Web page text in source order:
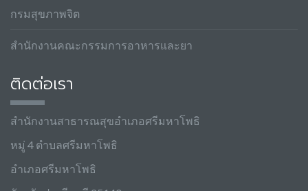
กรมสุขภาพจิต
สำนักงานคณะกรรมการอาหารและยา
ติดต่อเรา
สำนักงานสาธารณสุขอำเภอศรีมหาโพธิ
หมู่ 4 ตำบลศรีมหาโพธิ
อำเภอศรีมหาโพธิ